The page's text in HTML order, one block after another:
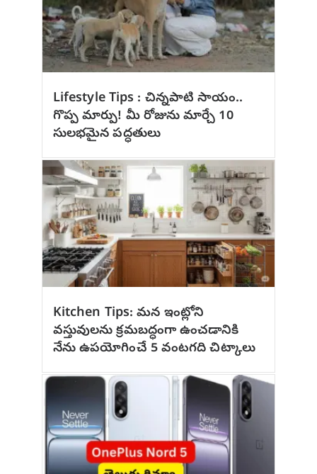
Lifestyle Tips : చిన్నపాటి సాయం..
గొప్ప మార్పు! మీ రోజును మార్చే 10
సులభమైన పద్ధతులు
Kitchen Tips: మన ఇంట్లోని
వస్తువులను క్రమబద్ధంగా ఉంచడానికి
నేను ఉపయోగించే 5 వంటగది చిట్కాలు